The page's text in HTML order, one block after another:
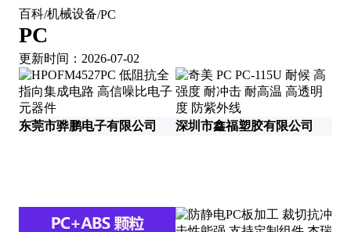
百科/机械设备/PC
PC
更新时间：2026-07-02
东莞市骅鹏电子有限公司 深圳市鑫福塑胶有限公司